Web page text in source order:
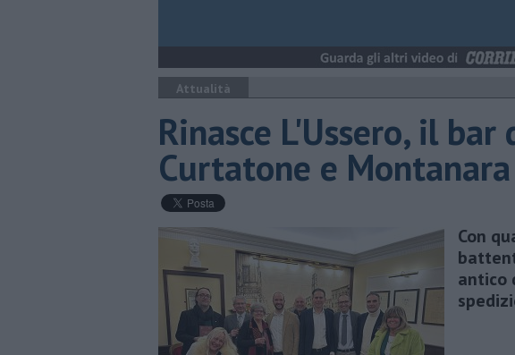
Attualità
Rinasce L'Ussero, il
Curtatone e Montanara
Con
antico